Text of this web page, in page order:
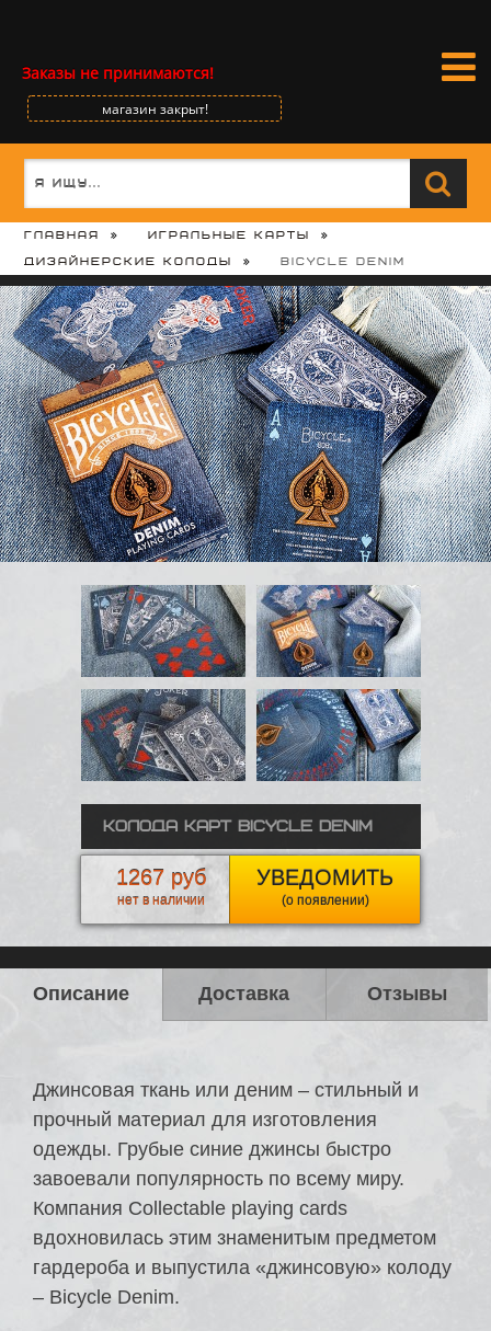
Заказы не принимаются!
магазин закрыт!
Главная
Игральные карты
Дизайнерские колоды
Bicycle Denim
Колода карт Bicycle Denim
УВЕДОМИТЬ
(о появлении)
1267 руб
нет в наличии
Описание Доставка Отзывы
Джинсовая ткань или деним – стильный и
прочный материал для изготовления
одежды. Грубые синие джинсы быстро
завоевали популярность по всему миру.
Компания Collectable playing cards
вдохновилась этим знаменитым предметом
гардероба и выпустила «джинсовую» колоду
– Bicycle Denim.